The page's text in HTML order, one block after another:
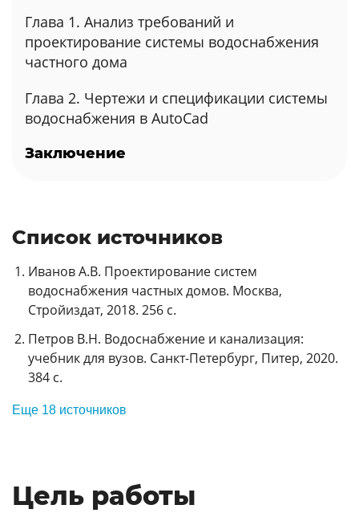
Глава 1. Анализ требований и
проектирование системы водоснабжения
частного дома
Глава 2. Чертежи и спецификации системы
водоснабжения в AutoCad
Заключение
Список источников
Иванов А.В. Проектирование систем
водоснабжения частных домов. Москва,
Стройиздат, 2018. 256 с.
Петров В.Н. Водоснабжение и канализация:
учебник для вузов. Санкт-Петербург, Питер, 2020.
384 с.
Еще 18 источников
Цель работы